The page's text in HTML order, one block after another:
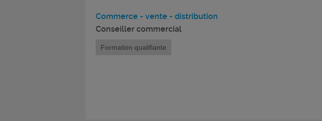
Commerce - vente - distribution
Conseiller commercial
Formation qualifiante